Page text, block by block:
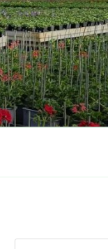
Recherche